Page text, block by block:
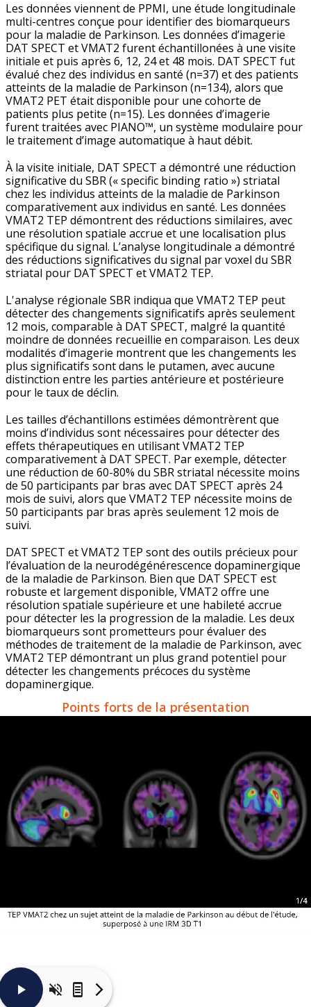
Les données viennent de PPMI, une étude longitudinale
multi-centres conçue pour identifier des biomarqueurs
pour la maladie de Parkinson. Les données d’imagerie
DAT SPECT et VMAT2 furent échantillonées à une visite
initiale et puis après 6, 12, 24 et 48 mois. DAT SPECT fut
évalué chez des individus en santé (n=37) et des patients
atteints de la maladie de Parkinson (n=134), alors que
VMAT2 PET était disponible pour une cohorte de
patients plus petite (n=15). Les données d’imagerie
furent traitées avec PIANO™, un système modulaire pour
le traitement d’image automatique à haut débit.
À la visite initiale, DAT SPECT a démontré une réduction
significative du SBR (« specific binding ratio ») striatal
chez les individus atteints de la maladie de Parkinson
comparativement aux individus en santé. Les données
VMAT2 TEP démontrent des réductions similaires, avec
une résolution spatiale accrue et une localisation plus
spécifique du signal. L’analyse longitudinale a démontré
des réductions significatives du signal par voxel du SBR
striatal pour DAT SPECT et VMAT2 TEP.
L'analyse régionale SBR indiqua que VMAT2 TEP peut
détecter des changements significatifs après seulement
12 mois, comparable à DAT SPECT, malgré la quantité
moindre de données recueillie en comparaison. Les deux
modalités d’imagerie montrent que les changements les
plus significatifs sont dans le putamen, avec aucune
distinction entre les parties antérieure et postérieure
pour le taux de déclin.
Les tailles d’échantillons estimées démontrèrent que
moins d’individus sont nécessaires pour détecter des
effets thérapeutiques en utilisant VMAT2 TEP
comparativement à DAT SPECT. Par exemple, détecter
une réduction de 60-80% du SBR striatal nécessite moins
de 50 participants par bras avec DAT SPECT après 24
mois de suivi, alors que VMAT2 TEP nécessite moins de
50 participants par bras après seulement 12 mois de
suivi.
DAT SPECT et VMAT2 TEP sont des outils précieux pour
l’évaluation de la neurodégénérescence dopaminergique
de la maladie de Parkinson. Bien que DAT SPECT est
robuste et largement disponible, VMAT2 offre une
résolution spatiale supérieure et une habileté accrue
pour détecter les la progression de la maladie. Les deux
biomarqueurs sont prometteurs pour évaluer des
méthodes de traitement de la maladie de Parkinson, avec
VMAT2 TEP démontrant un plus grand potentiel pour
détecter les changements précoces du système
dopaminergique.
Points forts de la présentation